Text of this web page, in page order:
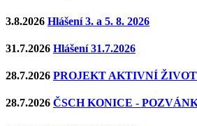
3.8.2026 Hlášení 3. a 5. 8. 2026
31.7.2026 Hlášení 31.7.2026
28.7.2026 PROJEKT AKTIVNÍ ŽIVOT
28.7.2026 ČSCH KONICE -